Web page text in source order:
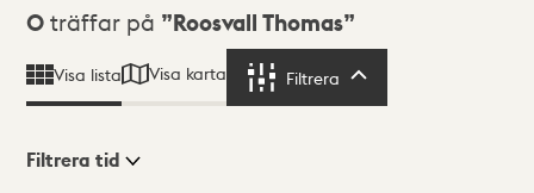
Sökresultat
0 träffar på Roosvall Thomas
Visa lista Visa karta Filtrera
Filtrera tid